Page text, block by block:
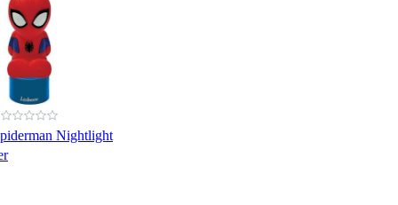
Nightlight